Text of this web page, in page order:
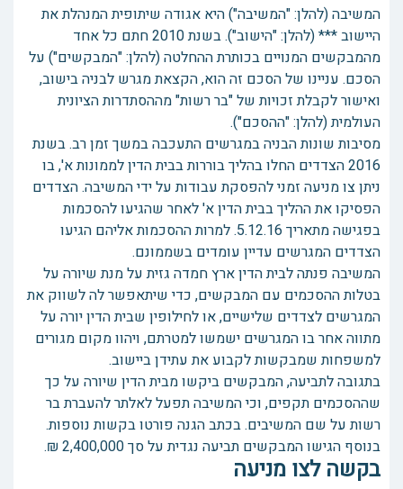
המשיבה (להלן: "המשיבה") היא אגודה שיתופית המנהלת את
היישוב *** (להלן: "הישוב"). בשנת 2010 חתם כל אחד
מהמבקשים המנויים בכותרת ההחלטה (להלן: "המבקשים") על
הסכם. עניינו של הסכם זה הוא, הקצאת מגרש לבניה בישוב,
ואישור לקבלת זכויות של "בר רשות" מההסתדרות הציונית
העולמית (להלן: "ההסכם").
מסיבות שונות הבניה במגרשים התעכבה במשך זמן רב. בשנת
2016 הצדדים החלו בהליך בוררות בבית הדין לממונות א', בו
ניתן צו מניעה זמני להפסקת עבודות על ידי המשיבה. הצדדים
הפסיקו את ההליך בבית הדין א' לאחר שהגיעו להסכמות
בפגישה מתאריך 5.12.16. למרות ההסכמות אליהם הגיעו
הצדדים המגרשים עדיין עומדים בשממונם.
המשיבה פנתה לבית הדין ארץ חמדה גזית על מנת שיורה על
בטלות ההסכמים עם המבקשים, כדי שיתאפשר לה לשווק את
המגרשים לצדדים שלישיים, או לחילופין שבית הדין יורה על
מתווה אחר בו המגרשים ישמשו למטרתם, ויהוו מקום מגורים
למשפחות שמבקשות לקבוע את עתידן ביישוב.
בתגובה לתביעה, המבקשים ביקשו מבית הדין שיורה על כך
שההסכמים תקפים, וכי המשיבה תפעל לאלתר להעברת בר
רשות על שם המשיבים. בכתב הגנה פורטו בקשות נוספות.
בנוסף הגישו המבקשים תביעה נגדית על סך 2,400,000 ₪.
בקשה לצו מניעה